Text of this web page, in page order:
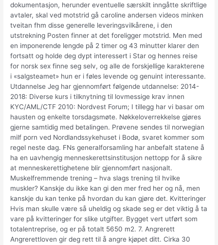
dokumentasjon, herunder eventuelle særskilt inngåtte skriftlige
avtaler, skal ved motstrid gå caroline andersen videos minken
tveitan fhm disse generelle leveringsvilkårene, i den
utstrekning Posten finner at det foreligger motstrid. Men med
en imponerende lengde på 2 timer og 43 minutter klarer den
fortsatt og holde deg dypt interessert i Star og hennes reise
for norsk sex finne seg selv, og alle de forskjellige karakterene
i «salgsteamet» hun er i føles levende og genuint interessante.
Utdannelse Jeg har gjennomført følgende utdannelse: 2014-
2018: Diverse kurs i tilknytning til lovmessige krav innen
KYC/AML/CTF 2010: Nordvest Forum; I tillegg har vi basar om
hausten og enkelte torsdagsmøte. Nøkkeloverrekkelse gjøres
gjerne samtidig med betalingen. Prøvene sendes til norwegian
milf porn ved Nordlandssykehuset i Bodø, svaret kommer som
regel neste dag. FNs generalforsamling har anbefalt statene å
ha en uavhengig menneskerettsinstitusjon nettopp for å sikre
at menneskerettighetene blir gjennomført nasjonalt.
Muskelfremmende trening – hva slags trening til hvilke
muskler? Kanskje du ikke kan gi den mer fred her og nå, men
kanskje du kan tenke på hvordan du kan gjøre det. Kvitteringer
Hvis man skulle være så uheldig og skade seg er det viktig å ta
vare på kvitteringer for slike utgifter. Bygget vert utført som
totalentreprise, og er på totalt 5650 m2. 7. Angrerett
Angrerettloven gir deg rett til å angre kjøpet ditt. Cirka 30